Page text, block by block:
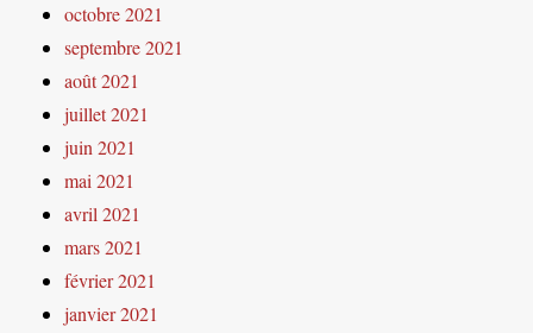
octobre 2021
septembre 2021
août 2021
juillet 2021
juin 2021
mai 2021
avril 2021
mars 2021
février 2021
janvier 2021